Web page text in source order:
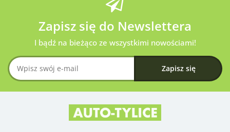
Zapisz się do Newslettera
I bądź na bieżąco ze wszystkimi nowościami!